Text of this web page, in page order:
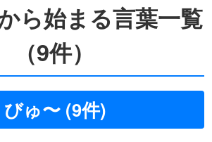
ら始まる言葉一覧
（9件）
びゅ〜 (9件)